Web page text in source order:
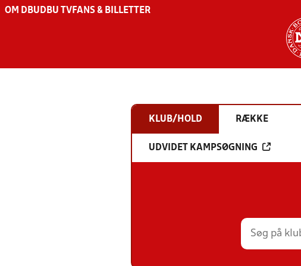
OM DBU DBU TV FANS & BILLETTER
KLUB/HOLD RÆKKE
UDVIDET KAMPSØGNING